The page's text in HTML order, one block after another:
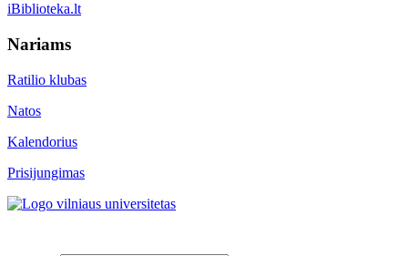
iBiblioteka.lt
Nariams
Ratilio klubas
Natos
Kalendorius
Prisijungimas